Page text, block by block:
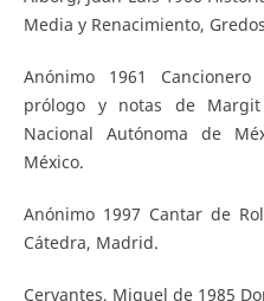
Media y Renacimiento,
Anónimo 1961
prólogo y notas de Margit
Nacional Autónoma de
México.
Anónimo 1997 Cantar de
Cátedra, Madrid.
Cervantes, Miguel de 1985